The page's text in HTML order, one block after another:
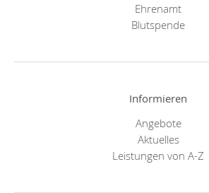
Ehrenamt
Blutspende
Informieren
Angebote
Aktuelles
Leistungen von A-Z